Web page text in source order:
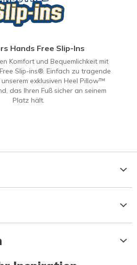
Hands Free Slip-Ins
Komfort und Bequemlichkeit mit
Slip-ins®. Einfach zu tragende
unserem exklusiven Heel Pillow™
das Ihren Fuß sicher an seinem
Platz hält.